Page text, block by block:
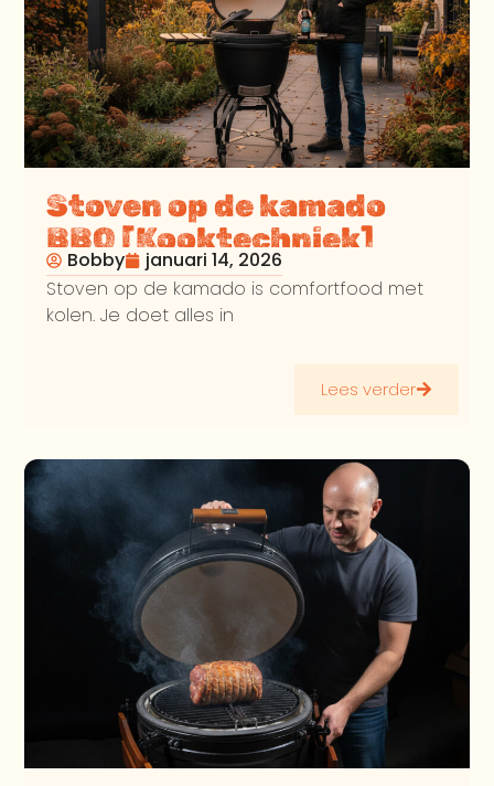
Stoven op de kamado
BBQ [Kooktechniek]
Bobby
januari 14, 2026
Stoven op de kamado is comfortfood met
kolen. Je doet alles in
Lees verder